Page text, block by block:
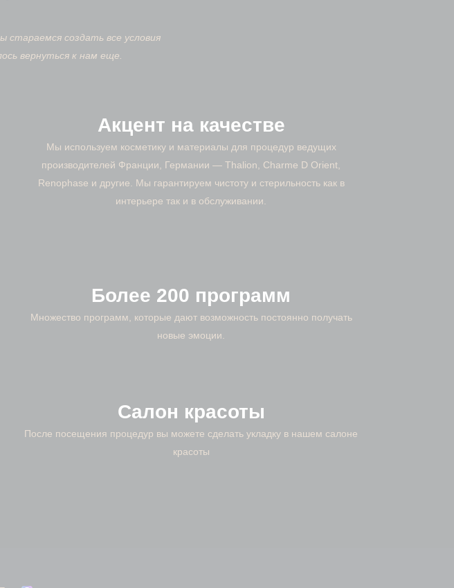
стараемся создать все условия
вернуться к нам еще.
Акцент на качестве
Мы используем косметику и материалы для процедур ведущих
производителей Франции, Германии — Thalion, Charme D Orient,
Renophase и другие. Мы гарантируем чистоту и стерильность как в
интерьере так и в обслуживании.
Более 200 программ
Множество программ, которые дают возможность постоянно получать
новые эмоции.
Салон красоты
После посещения процедур вы можете сделать укладку в нашем салоне
красоты